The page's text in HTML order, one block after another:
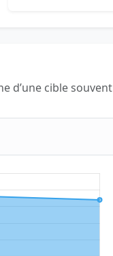
d’une cible souvent